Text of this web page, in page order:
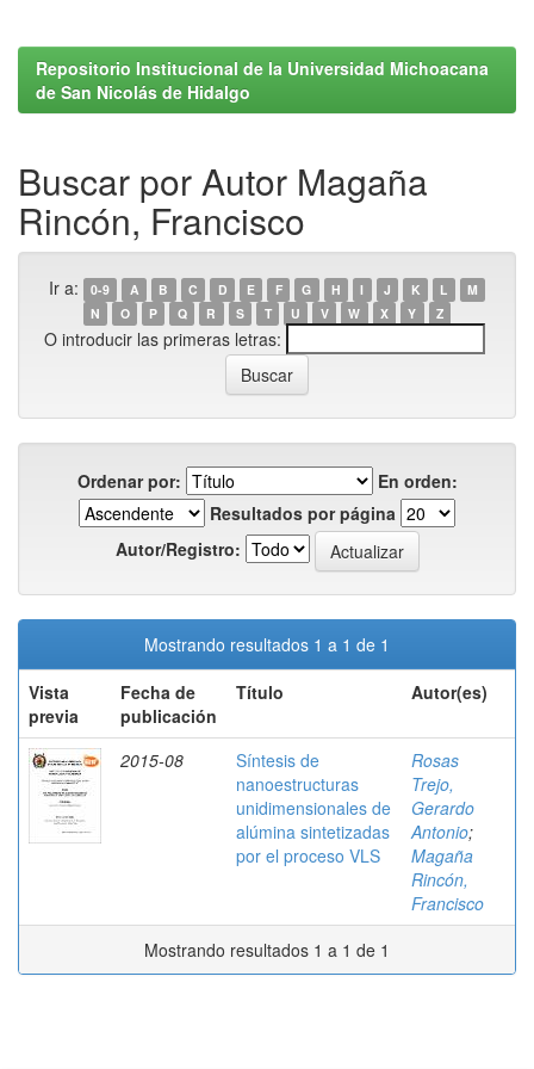
Repositorio Institucional de la Universidad Michoacana
de San Nicolás de Hidalgo
Buscar por Autor Magaña
Rincón, Francisco
Ir a: 0-9 A B C D E F G H I J K L
M
N
O P Q R S T U V W X Y Z
O introducir las primeras letras:
Ordenar por:
En orden:
Resultados por página
Autor/Registro:
Mostrando resultados 1 a 1 de 1
Vista
previa
Fecha de
publicación
Título Autor(es)
2015-08
Síntesis de
nanoestructuras
unidimensionales de
alúmina sintetizadas
por el proceso VLS
Rosas
Trejo,
Gerardo
Antonio;
Magaña
Rincón,
Francisco
Mostrando resultados 1 a 1 de 1